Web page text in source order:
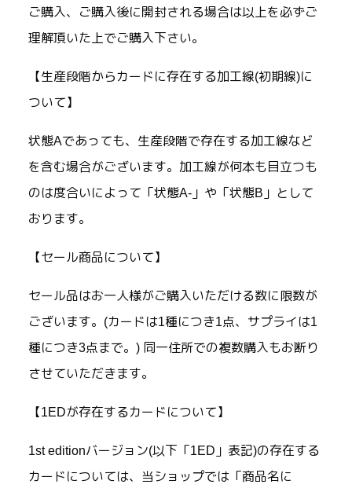
ご購入、ご購入後に開封される場合は以上を必ずご
理解頂いた上でご購入下さい。
【生産段階からカードに存在する加工線(初期線)に
ついて】
状態Aであっても、生産段階で存在する加工線など
を含む場合がございます。加工線が何本も目立つも
のは度合いによって「状態A-」や「状態B」として
おります。
【セール商品について】
セール品はお一人様がご購入いただける数に限数が
ございます。(カードは1種につき1点、サプライは1
種につき3点まで。) 同一住所での複数購入もお断り
させていただきます。
【1EDが存在するカードについて】
1st editionバージョン(以下「1ED」表記)の存在する
カードについては、当ショップでは「商品名に